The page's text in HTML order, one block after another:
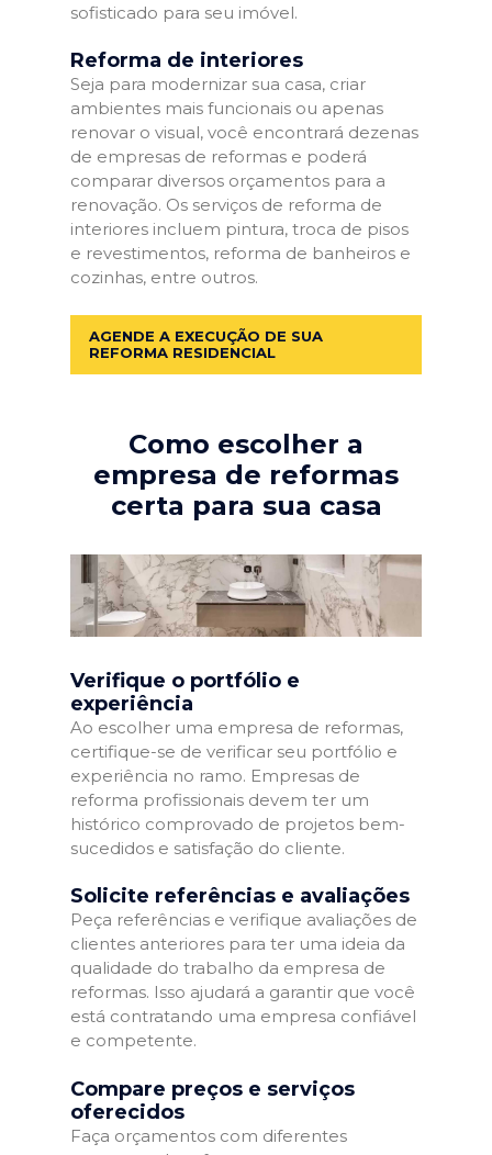
sofisticado para seu imóvel.
Reforma de interiores
Seja para modernizar sua casa, criar
ambientes mais funcionais ou apenas
renovar o visual, você encontrará dezenas
de empresas de reformas e poderá
comparar diversos orçamentos para a
renovação. Os serviços de reforma de
interiores incluem pintura, troca de pisos
e revestimentos, reforma de banheiros e
cozinhas, entre outros.
AGENDE A EXECUÇÃO DE SUA
REFORMA RESIDENCIAL
Como escolher a
empresa de reformas
certa para sua casa
Verifique o portfólio e
experiência
Ao escolher uma empresa de reformas,
certifique-se de verificar seu portfólio e
experiência no ramo. Empresas de
reforma profissionais devem ter um
histórico comprovado de projetos bem-
sucedidos e satisfação do cliente.
Solicite referências e avaliações
Peça referências e verifique avaliações de
clientes anteriores para ter uma ideia da
qualidade do trabalho da empresa de
reformas. Isso ajudará a garantir que você
está contratando uma empresa confiável
e competente.
Compare preços e serviços
oferecidos
Faça orçamentos com diferentes